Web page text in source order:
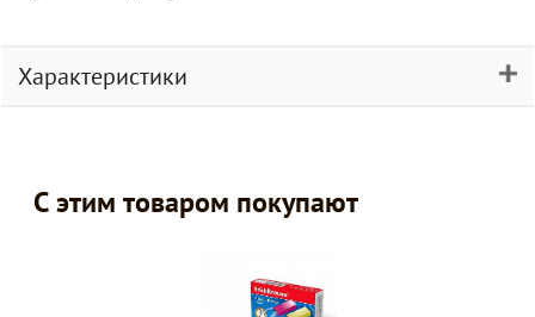
Характеристики
С этим товаром покупают